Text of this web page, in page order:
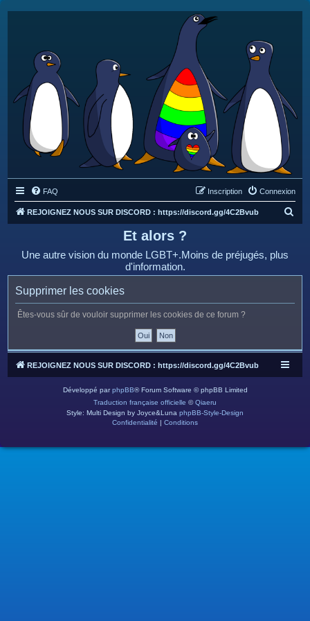
FAQ Connexion
Inscription
REJOIGNEZ NOUS SUR DISCORD : https://discord.gg/4C2Bvub
e
Et alors ?
Une autre vision du monde LGBT+.Moins de préjugés, plus
d'information.
Supprimer les cookies
Êtes-vous sûr de vouloir supprimer les cookies de ce forum ?
REJOIGNEZ NOUS SUR DISCORD : https://discord.gg/4C2Bvub
Développé parphpBB® Forum Software © phpBB Limited
Traduction française officielle ©Qiaeru
Style: Multi Design by Joyce&Luna phpBB-Style-Design
Confidentialité | Conditions